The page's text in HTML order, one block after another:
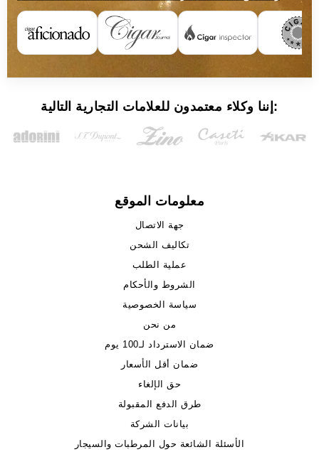
إننا وكلاء معتمدون للعلامات التجارية التالية:
معلومات الموقع
جهة الاتصال
تكاليف الشحن
عملية الطلب
الشروط والأحكام
سياسة الخصوصية
من نحن
ضمان الاسترداد لـ100 يوم
ضمان أقل الأسعار
حق الإلغاء
طرق الدفع المقبولة
بيانات الشركة
الأسئلة الشائعة حول المرطبات والسيجار